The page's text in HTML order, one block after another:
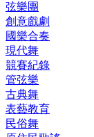
弦樂團
創意戲劇
國樂合奏
現代舞
競賽紀錄
管弦樂
古典舞
表藝教育
民俗舞